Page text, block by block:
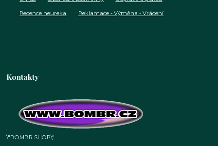
Recence heureka Reklamace - Výměna - Vrácení
Kontakty
\"BOMBR SHOP\"